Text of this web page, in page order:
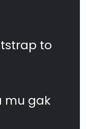
to
mu gak